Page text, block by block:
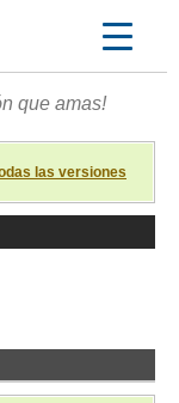
que amas!
las versiones